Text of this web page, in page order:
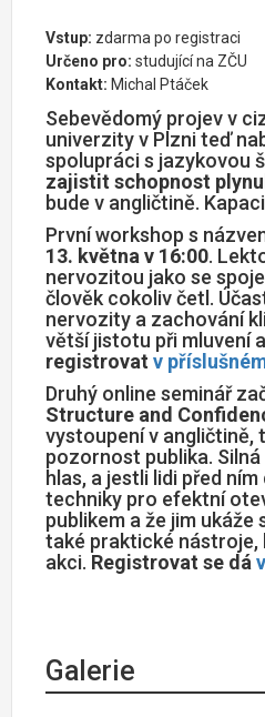
Vstup: zdarma po registraci
Určeno pro: studující na ZČU
Kontakt: Michal Ptáček
Sebevědomý projev v
univerzity v Plzni teď
spolupráci s jazykovou
zajistit schopnost
bude v angličtině.
První workshop s
13. května v 16:00.
nervozitou jako se
člověk cokoliv četl.
nervozity a zachování
větší jistotu při mluvení
registrovat v
Druhý online seminář
Structure and
vystoupení v angličtině,
pozornost publika.
hlas, a jestli lidi před
techniky pro efektní
publikem a že jim ukáže
také praktické nástroje,
akci. Registrovat se dá
Galerie